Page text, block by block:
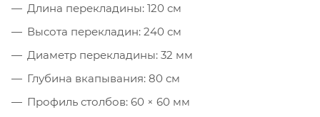
Длина перекладины: 120 см
Высота перекладин: 240 см
Диаметр перекладины: 32 мм
Глубина вкапывания: 80 см
Профиль столбов: 60 × 60 мм